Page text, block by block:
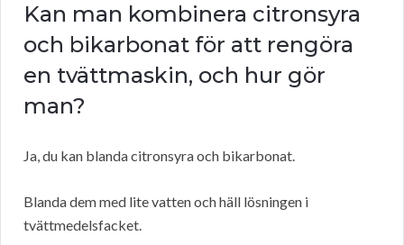
Kan man kombinera citronsyra
och bikarbonat för att rengöra
en tvättmaskin, och hur gör
man?
Ja, du kan blanda citronsyra och bikarbonat.
Blanda dem med lite vatten och häll lösningen i
tvättmedelsfacket.